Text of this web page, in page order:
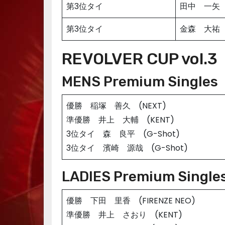
第3位タイ
田中 一矢
第3位タイ
金森 大祐
REVOLVER CUP vol.3
MENS Premium Singles
優勝 稲塚 善久 (NEXT)
準優勝 井上 大輔 (KENT)
3位タイ 森 良平 (G-Shot)
3位タイ 濱崎 源哉 (G-Shot)
LADIES Premium
優勝 下田 里香 (FIRENZE NEO)
準優勝 井上 さおり (KENT)